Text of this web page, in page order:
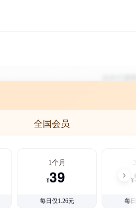
全国会员
1个月
¥39
每日仅1.26元
¥
每